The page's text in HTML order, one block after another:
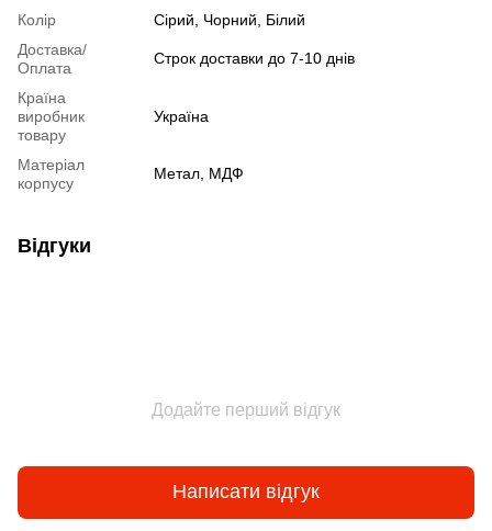
Колір
Сірий, Чорний, Білий
Доставка/
Оплата
Строк доставки до 7-10 днів
Країна
виробник
товару
Україна
Матеріал
корпусу
Метал, МДФ
Відгуки
Додайте перший відгук
Написати відгук